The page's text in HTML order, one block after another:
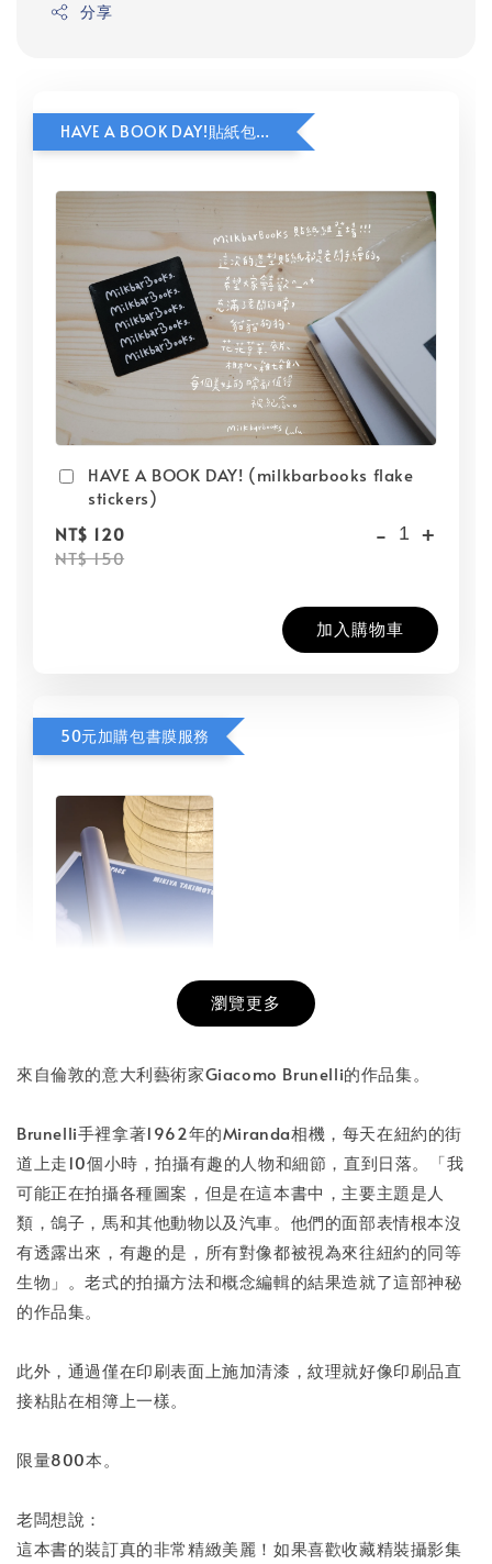
分享
HAVE A BOOK DAY!貼紙包加價購
HAVE A BOOK DAY! (milkbarbooks flake
stickers)
NT$ 120
NT$ 150
- +
加入購物車
50元加購包書膜服務
NT$ 50
- +
加入購物車
瀏覽更多
來自倫敦的意大利藝術家Giacomo Brunelli的作品集。
Brunelli手裡拿著1962年的Miranda相機，每天在紐約的街
道上走10個小時，拍攝有趣的人物和細節，直到日落。「我
可能正在拍攝各種圖案，但是在這本書中，主要主題是人
類，鴿子，馬和其他動物以及汽車。他們的面部表情根本沒
有透露出來，有趣的是，所有對像都被視為來往紐約的同等
生物」。老式的拍攝方法和概念編輯的結果造就了這部神秘
的作品集。
此外，通過僅在印刷表面上施加清漆，紋理就好像印刷品直
接粘貼在相簿上一樣。
限量800本。
老闆想說：
這本書的裝訂真的非常精緻美麗！如果喜歡收藏精裝攝影集